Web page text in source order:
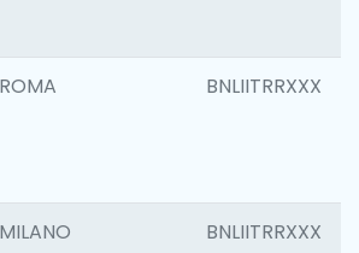
ROMA BNLIITRRXXX
MILANO BNLIITRRXXX